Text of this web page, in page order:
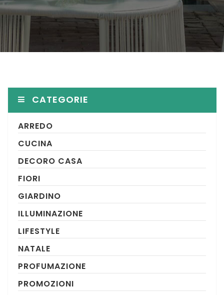
CATEGORIE
ARREDO
CUCINA
DECORO CASA
FIORI
GIARDINO
ILLUMINAZIONE
LIFESTYLE
NATALE
PROFUMAZIONE
PROMOZIONI